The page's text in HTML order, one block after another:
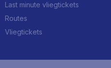
Last minute vliegtickets
Routes
Vliegtickets